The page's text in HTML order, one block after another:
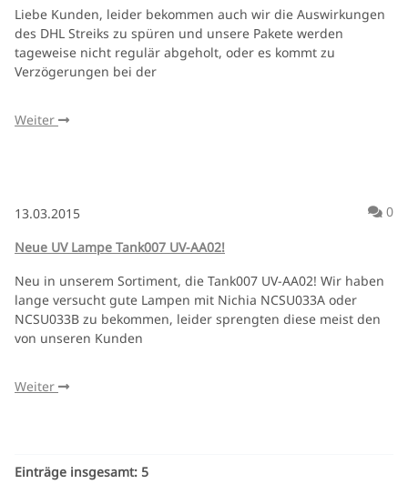
Liebe Kunden, leider bekommen auch wir die Auswirkungen
des DHL Streiks zu spüren und unsere Pakete werden
tageweise nicht regulär abgeholt, oder es kommt zu
Verzögerungen bei der
Weiter
13.03.2015 0
Neue UV Lampe Tank007 UV-AA02!
Neu in unserem Sortiment, die Tank007 UV-AA02! Wir haben
lange versucht gute Lampen mit Nichia NCSU033A oder
NCSU033B zu bekommen, leider sprengten diese meist den
von unseren Kunden
Weiter
Einträge insgesamt: 5